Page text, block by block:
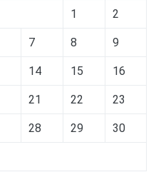
1 2
7 8 9
14 15 16
21 22 23
28 29 30